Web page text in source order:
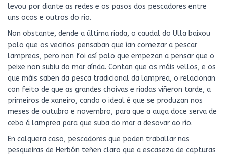
levou por diante as redes e os pasos dos pescadores entre
uns ocos e outros do río.
Non obstante, dende a última riada, o caudal do Ulla baixou
polo que os veciños pensaban que ían comezar a pescar
lampreas, pero non foi así polo que empezan a pensar que o
peixe non subiu do mar aínda. Contan que os máis vellos, e os
que máis saben da pesca tradicional da lamprea, o relacionan
con feito de que as grandes choivas e riadas viñeron tarde, a
primeiros de xaneiro, cando o ideal é que se produzan nos
meses de outubro e novembro, para que a auga doce serva de
cebo á lamprea para que suba do mar a desovar ao río.
En calquera caso, pescadores que poden traballar nas
pesqueiras de Herbón teñen claro que a escaseza de capturas